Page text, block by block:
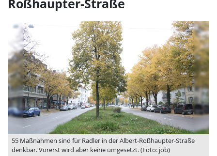
Roßhaupter-Straße
55 Maßnahmen sind für Radler in der Albert-Roßhaupter-Straße
denkbar. Vorerst wird aber keine umgesetzt. (Foto: job)